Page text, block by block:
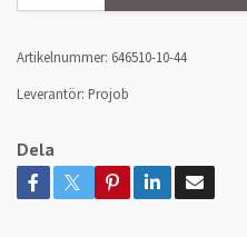
Artikelnummer: 646510-10-44
Leverantör: Projob
Dela